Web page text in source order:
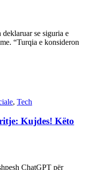
se siguria e
“Turqia e konsideron
, Tech
Kujdes! Këto
ChatGPT për